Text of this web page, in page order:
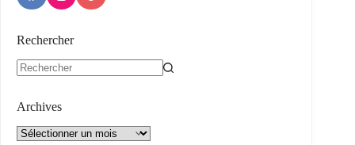
Rechercher
Archives
Archives